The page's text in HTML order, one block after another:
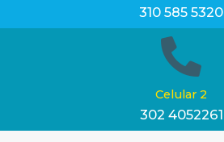
310 585 5320
Celular 2
302 4052261